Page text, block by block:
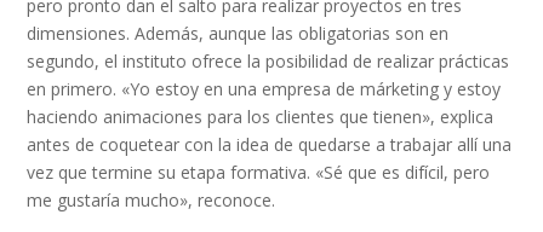
pero pronto dan el salto para realizar proyectos en tres
dimensiones. Además, aunque las obligatorias son en
segundo, el instituto ofrece la posibilidad de realizar prácticas
en primero. «Yo estoy en una empresa de márketing y estoy
haciendo animaciones para los clientes que tienen», explica
antes de coquetear con la idea de quedarse a trabajar allí una
vez que termine su etapa formativa. «Sé que es difícil, pero
me gustaría mucho», reconoce.